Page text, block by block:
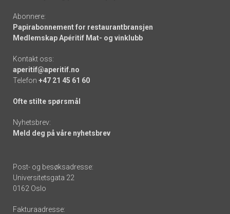
Abonnere:
Papirabonnement for restaurantbransjen
Medlemskap Apéritif Mat- og vinklubb
Kontakt oss:
aperitif@aperitif.no
Telefon +47 21 45 61 60
Ofte stilte spørsmål
Nyhetsbrev:
Meld deg på våre nyhetsbrev
Post- og besøksadresse:
Universitetsgata 22
0162 Oslo
Fakturaadresse: